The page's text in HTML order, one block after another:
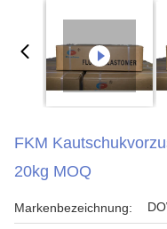
FKM
20kg MOQ
Markenbezeichnung: